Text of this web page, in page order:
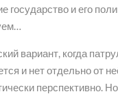
государство и его
вариант, когда
и нет отдельно от
перспективно.